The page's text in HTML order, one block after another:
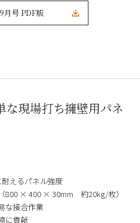
月号 PDF版
な現場打ち擁壁用パネ
えるパネル強度
800 × 400 × 30mm 約20kg/枚）
な接合作業
に貢献